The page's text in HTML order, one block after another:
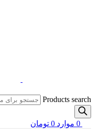
Products search
0 موارد 0 تومان